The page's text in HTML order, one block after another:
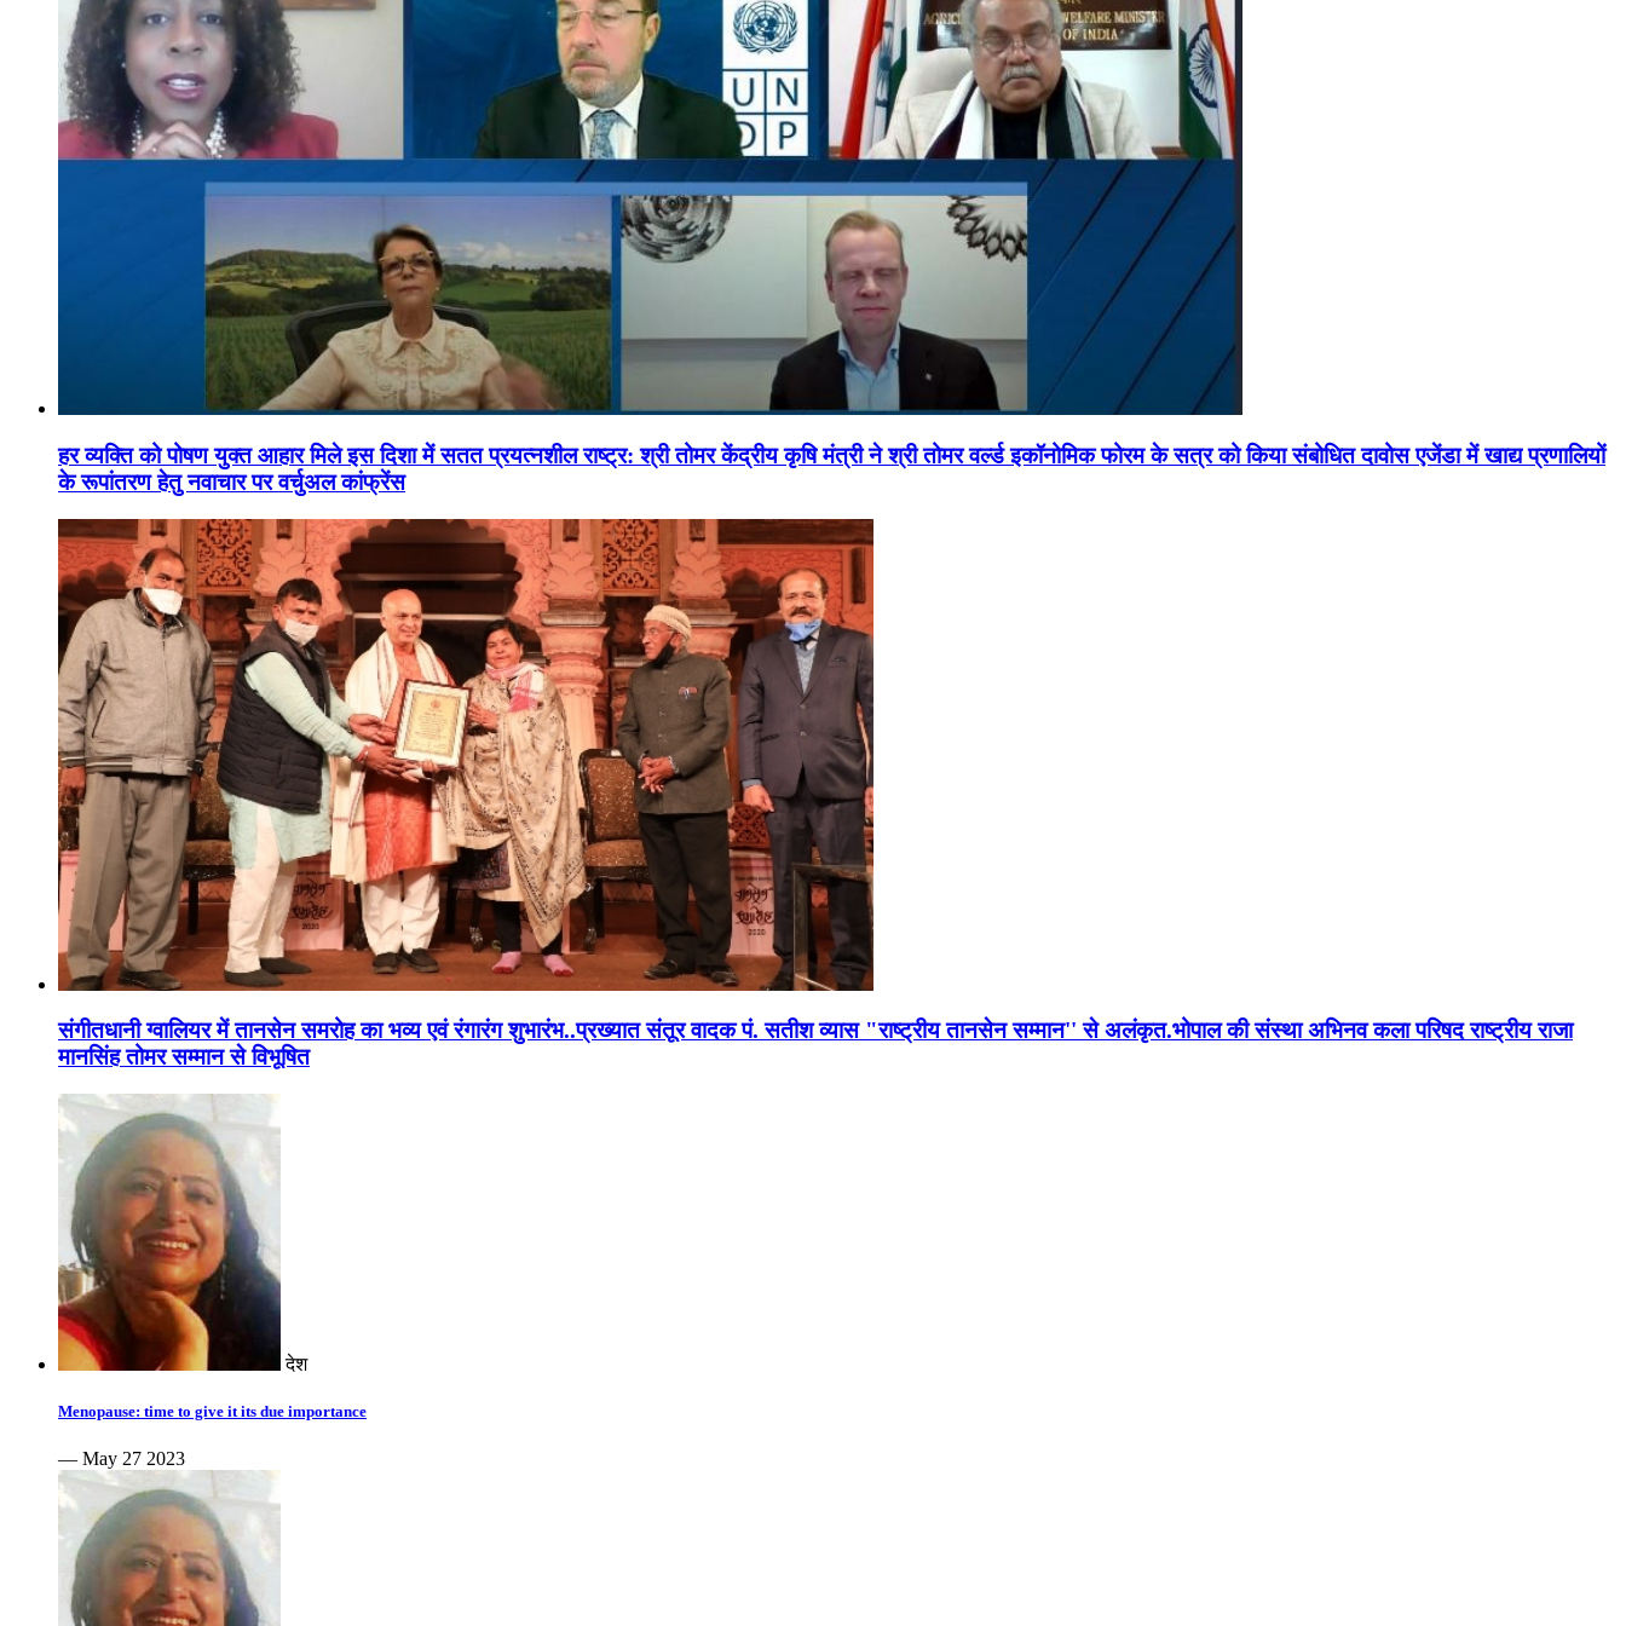
हर व्यक्ति को पोषण युक्त आहार मिले इस दिशा में सतत प्रयत्नशील राष्ट्र: श्री तोमर केंद्रीय कृषि मंत्री ने श्री तोमर वर्ल्ड इकॉनोमिक फोरम के सत्र को किया संबोधित दावोस एजेंडा में खाद्य प्रणालियों
के रूपांतरण हेतु नवाचार पर वर्चुअल कांफ्रेंस
संगीतधानी ग्वालियर में तानसेन समरोह का भव्य एवं रंगारंग शुभारंभ..प्रख्यात संतूर वादक पं. सतीश व्यास "राष्ट्रीय तानसेन सम्मान'' से अलंकृत.भोपाल की संस्था अभिनव कला परिषद राष्ट्रीय राजा
मानसिंह तोमर सम्मान से विभूषित
देश
Menopause: time to give it its due importance
— May 27 2023